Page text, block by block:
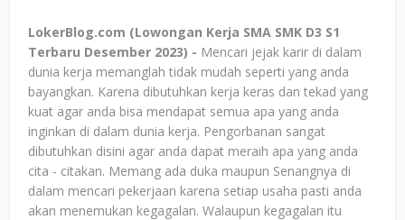
LokerBlog.com (Lowongan Kerja SMA SMK D3 S1
Terbaru Desember 2023) - Mencari jejak karir di dalam
dunia kerja memanglah tidak mudah seperti yang anda
bayangkan. Karena dibutuhkan kerja keras dan tekad yang
kuat agar anda bisa mendapat semua apa yang anda
inginkan di dalam dunia kerja. Pengorbanan sangat
dibutuhkan disini agar anda dapat meraih apa yang anda
cita - citakan. Memang ada duka maupun Senangnya di
dalam mencari pekerjaan karena setiap usaha pasti anda
akan menemukan kegagalan. Walaupun kegagalan itu